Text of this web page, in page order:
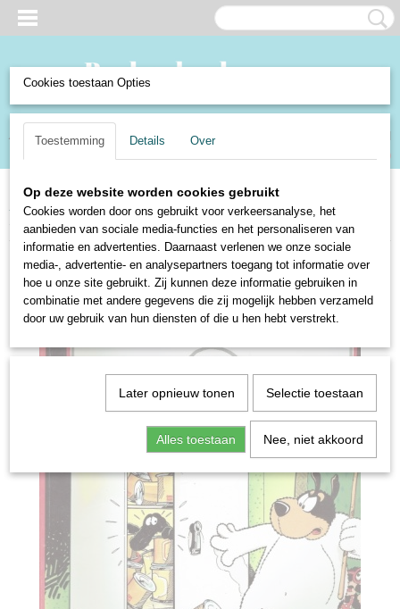
Inloggen Registreren
(0)
Home>Boeken en Strips> Strips>De avonturen van Diogenes de Terrier
- Een onbekende in de koelkast - Godi
Cookies toestaan Opties
Toestemming Details Over
Op deze website worden cookies gebruikt
Cookies worden door ons gebruikt voor verkeersanalyse, het
aanbieden van sociale media-functies en het personaliseren van
informatie en advertenties. Daarnaast verlenen we onze sociale
media-, advertentie- en analysepartners toegang tot informatie over
hoe u onze site gebruikt. Zij kunnen deze informatie gebruiken in
combinatie met andere gegevens die zij mogelijk hebben verzameld
door uw gebruik van hun diensten of die u hen hebt verstrekt.
Later opnieuw tonen Selectie toestaan
Alles toestaan Nee, niet akkoord